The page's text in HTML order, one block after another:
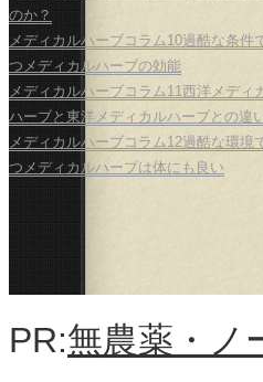
のか？
メディカルハーブコラム10過酷な条件
つメディカルハーブの効能
メディカルハーブコラム11西洋メディ
ハーブと東洋メディカルハーブとの違
メディカルハーブコラム12過酷な環境
つメディカルハーブは体にも良い
PR:無農薬・